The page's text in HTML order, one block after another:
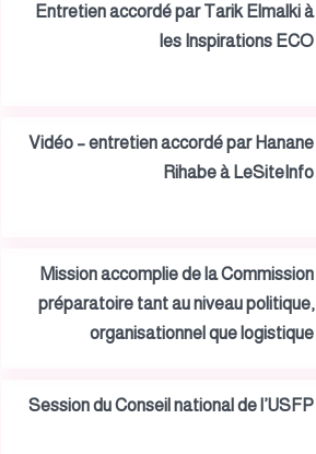
Entretien accordé par Tarik Elmalki à
les Inspirations ECO
Vidéo – entretien accordé par Hanane
Rihabe à LeSiteInfo
Mission accomplie de la Commission
préparatoire tant au niveau politique,
organisationnel que logistique
Session du Conseil national de l’USFP